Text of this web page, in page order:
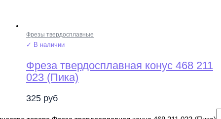
Фрезы твердосплавные
✓ В наличии
Фреза твердосплавная конус 468 211
023 (Пика)
325 руб